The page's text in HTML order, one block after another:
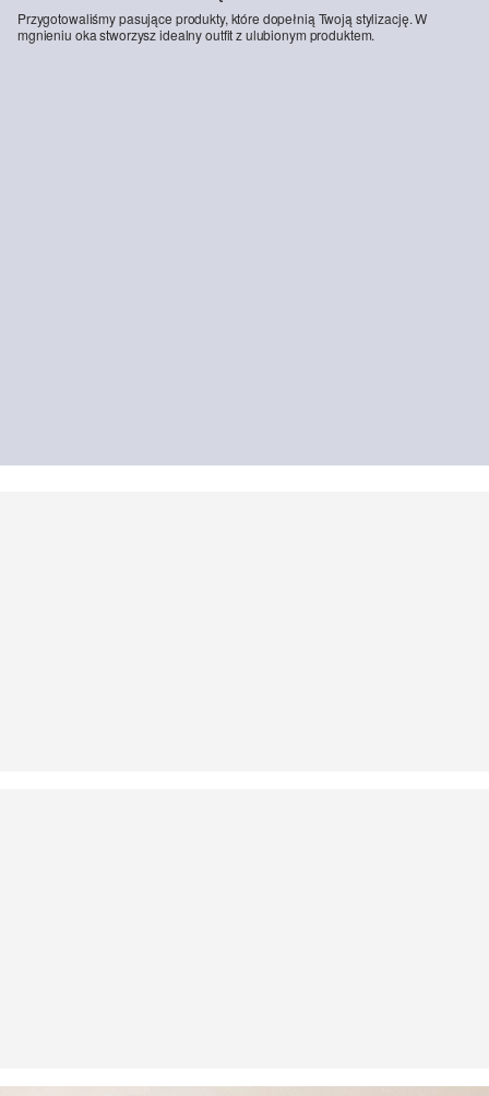
Przygotowaliśmy pasujące produkty, które dopełnią Twoją stylizację. W
mgnieniu oka stworzysz idealny outfit z ulubionym produktem.